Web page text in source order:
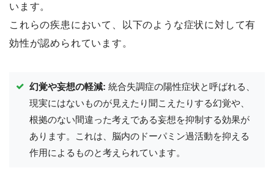
います。
これらの疾患において、以下のような症状に対して有
効性が認められています。
幻覚や妄想の軽減: 統合失調症の陽性症状と呼ばれる、
現実にはないものが見えたり聞こえたりする幻覚や、
根拠のない間違った考えである妄想を抑制する効果が
あります。これは、脳内のドーパミン過活動を抑える
作用によるものと考えられています。